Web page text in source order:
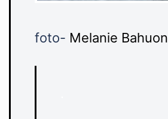
foto- Melanie Bahuon